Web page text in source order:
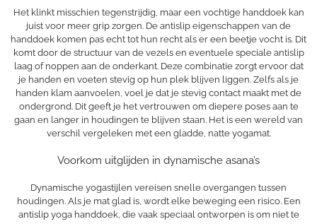
Het klinkt misschien tegenstrijdig, maar een vochtige handdoek kan
juist voor meer grip zorgen. De antislip eigenschappen van de
handdoek komen pas echt tot hun recht als er een beetje vocht is. Dit
komt door de structuur van de vezels en eventuele speciale antislip
laag of noppen aan de onderkant. Deze combinatie zorgt ervoor dat
je handen en voeten stevig op hun plek blijven liggen. Zelfs als je
handen klam aanvoelen, voel je dat je stevig contact maakt met de
ondergrond. Dit geeft je het vertrouwen om diepere poses aan te
gaan en langer in houdingen te blijven staan. Het is een wereld van
verschil vergeleken met een gladde, natte yogamat.
Voorkom uitglijden in dynamische asana’s
Dynamische yogastijlen vereisen snelle overgangen tussen
houdingen. Als je mat glad is, wordt elke beweging een risico. Een
antislip yoga handdoek, die vaak speciaal ontworpen is om niet te